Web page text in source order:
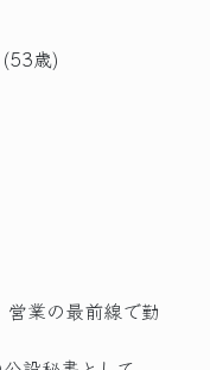
(53歳)
業の最前線で勤